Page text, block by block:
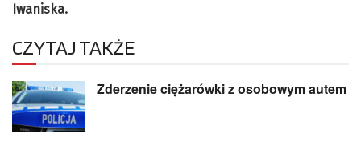
Iwaniska.
CZYTAJ TAKŻE
Zderzenie ciężarówki z osobowym autem